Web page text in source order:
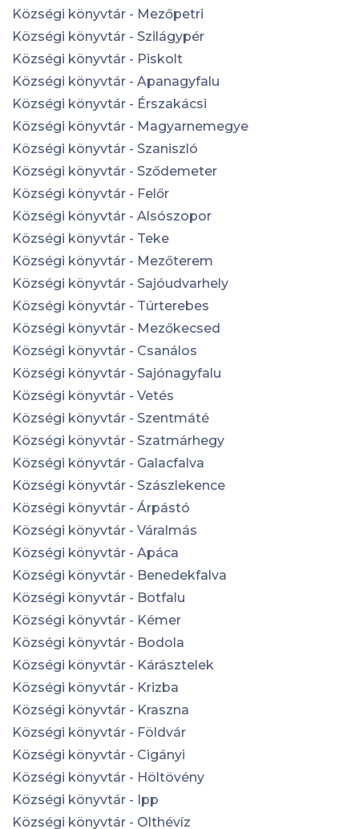
Községi könyvtár - Mezőpetri
Községi könyvtár - Szilágypér
Községi könyvtár - Piskolt
Községi könyvtár - Apanagyfalu
Községi könyvtár - Érszakácsi
Községi könyvtár - Magyarnemegye
Községi könyvtár - Szaniszló
Községi könyvtár - Sződemeter
Községi könyvtár - Felőr
Községi könyvtár - Alsószopor
Községi könyvtár - Teke
Községi könyvtár - Mezőterem
Községi könyvtár - Sajóudvarhely
Községi könyvtár - Túrterebes
Községi könyvtár - Mezőkecsed
Községi könyvtár - Csanálos
Községi könyvtár - Sajónagyfalu
Községi könyvtár - Vetés
Községi könyvtár - Szentmáté
Községi könyvtár - Szatmárhegy
Községi könyvtár - Galacfalva
Községi könyvtár - Szászlekence
Községi könyvtár - Árpástó
Községi könyvtár - Váralmás
Községi könyvtár - Apáca
Községi könyvtár - Benedekfalva
Községi könyvtár - Botfalu
Községi könyvtár - Kémer
Községi könyvtár - Bodola
Községi könyvtár - Kárásztelek
Községi könyvtár - Krizba
Községi könyvtár - Kraszna
Községi könyvtár - Földvár
Községi könyvtár - Cigányi
Községi könyvtár - Höltövény
Községi könyvtár - Ipp
Községi könyvtár - Olthévíz